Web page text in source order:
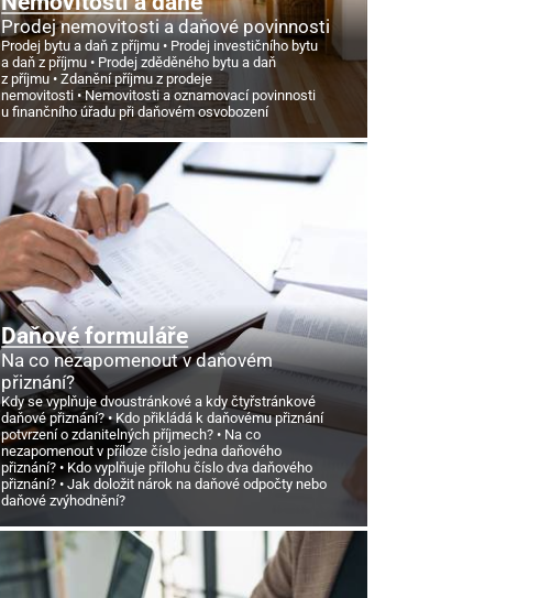
Prodej nemovitosti a daňové povinnosti
Prodej bytu a daň z příjmu
Prodej investičního bytu
a daň z příjmu
Prodej zděděného bytu a daň
z příjmu
Zdanění příjmu z prodeje
nemovitosti
Nemovitosti a oznamovací povinnosti
u finančního úřadu při daňovém osvobození
Daňové formuláře
Na co nezapomenout v daňovém
přiznání?
Kdy se vyplňuje dvoustránkové a kdy čtyřstránkové
daňové přiznání?
Kdo přikládá k daňovému přiznání
potvrzení o zdanitelných příjmech?
Na co
nezapomenout v příloze číslo jedna daňového
přiznání?
Kdo vyplňuje přílohu číslo dva daňového
přiznání?
Jak doložit nárok na daňové odpočty nebo
daňové zvýhodnění?